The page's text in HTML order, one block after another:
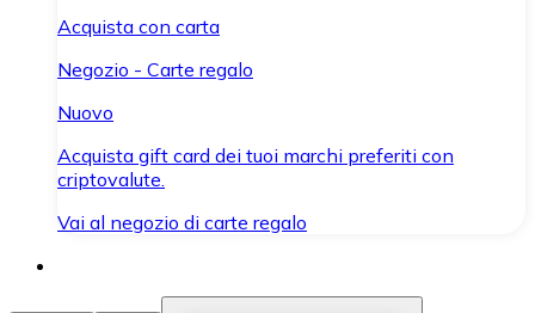
Acquista con carta
Negozio - Carte regalo
Nuovo
Acquista gift card dei tuoi marchi preferiti con
criptovalute.
Vai al negozio di carte regalo